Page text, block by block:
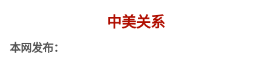
中美关系
本网发布：